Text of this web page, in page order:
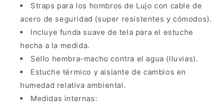
Straps para los hombros de Lujo con cable de
acero de seguridad (super resistentes y cómodos).
Incluye funda suave de tela para el estuche
hecha a la medida.
Sello hembra-macho contra el agua (lluvias).
Estuche térmico y aislante de cambios en
humedad relativa ambiental.
Medidas internas: